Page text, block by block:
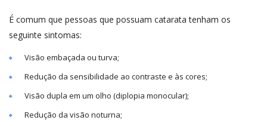
É comum que pessoas que possuam catarata tenham os
seguinte sintomas:
Visão embaçada ou turva;
Redução da sensibilidade ao contraste e às cores;
Visão dupla em um olho (diplopia monocular);
Redução da visão noturna;